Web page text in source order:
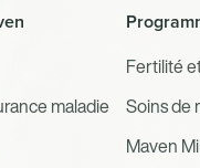
maladie
Fertilité
Soins de
Maven